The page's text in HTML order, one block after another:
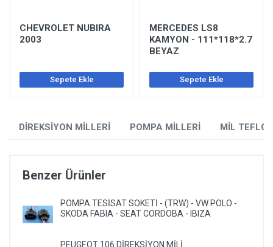
DİREKSİYON MİLLERİ POMPA MİLLERİ MİL
Benzer Ürünler
POMPA TESİSAT SOKETİ - (TRW) - VW POLO -
SKODA FABIA - SEAT CORDOBA - IBIZA
PEUGEOT 106 DİREKSİYON MİLİ
CHEVROLET NUBIRA
2003
Sepete Ekle
MERCEDES LS8
KAMYON - 111*118*2.7
BEYAZ
Sepete Ekle